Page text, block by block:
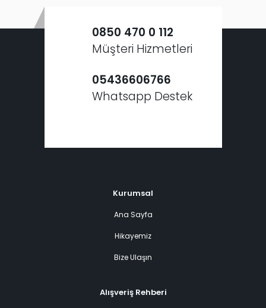
0850 470 0 112
Müşteri Hizmetleri
05436606766
Whatsapp Destek
Kurumsal
Ana Sayfa
Hikayemiz
Bize Ulaşın
Alışveriş Rehberi